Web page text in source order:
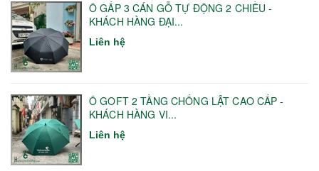
Ô GẤP 3 CÁN GỖ TỰ ĐỘNG 2 CHIỀU -
KHÁCH HÀNG ĐẠI...
Liên hệ
Ô GOFT 2 TẦNG CHỐNG LẬT CAO CẤP -
KHÁCH HÀNG VI...
Liên hệ